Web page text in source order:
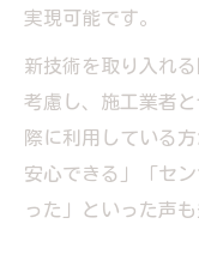
実現可能です。
新技術を取り入れ
考慮し、施工業者
際に利用している
安心できる」「セ
った」といった声